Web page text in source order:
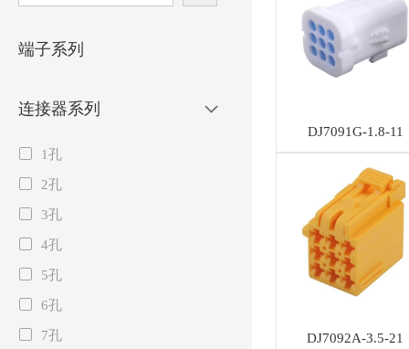
端子系列
连接器系列
1孔
2孔
3孔
4孔
5孔
6孔
7孔
DJ7091G-1.8-11
DJ7092A-3.5-21